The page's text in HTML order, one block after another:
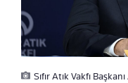
Sıfır Atık Vakfı